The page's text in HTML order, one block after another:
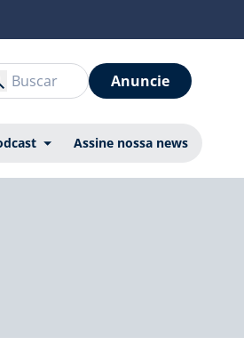
Anuncie
Assine nossa news